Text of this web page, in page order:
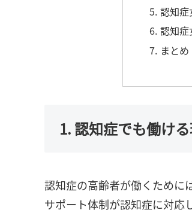
5. 認知症
6. 認知
7. まとめ
1. 認知症でも働け
認知症の高齢者が働くために
サポート体制が認知症に対応